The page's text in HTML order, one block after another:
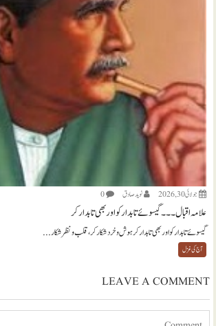
جولائی 30, 2026 نويد صادق 0
علامہ اقبال ۔۔۔ گیسوئے تابدار کو اور بھی تابدار کر
گیسوئے تابدار کو اور بھی تابدار کر ہوش و خرد شکار کر، قلب و نظر شکار...
آج کی غزل
LEAVE A COMMENT